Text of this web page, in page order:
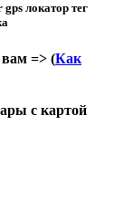
локатор тег
вам => (Как
с картой